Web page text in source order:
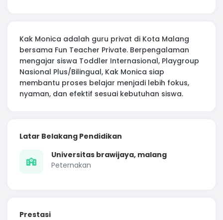
Kak Monica adalah guru privat di Kota Malang
bersama Fun Teacher Private. Berpengalaman
mengajar siswa Toddler Internasional, Playgroup
Nasional Plus/Bilingual, Kak Monica siap
membantu proses belajar menjadi lebih fokus,
nyaman, dan efektif sesuai kebutuhan siswa.
Latar Belakang Pendidikan
Universitas brawijaya, malang
Peternakan
Prestasi